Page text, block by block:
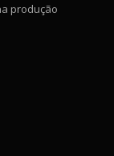
produção